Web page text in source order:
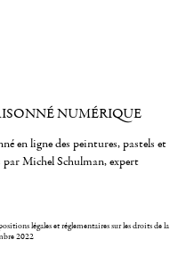
NUMÉRIQUE
en ligne des peintures, pastels et
par Michel Schulman, expert
légales et réglementaires sur les droits de la
2022